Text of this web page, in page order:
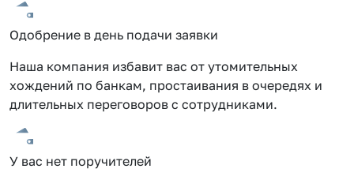
Одобрение в день подачи заявки
Наша компания избавит вас от утомительных
хождений по банкам, простаивания в очередях и
длительных переговоров с сотрудниками.
У вас нет поручителей